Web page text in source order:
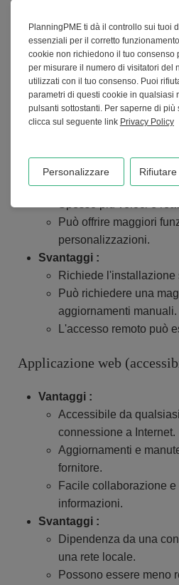
La scelta tra un software
web o una combinazione dei
esigenze e dalle preferenze
organizzazione. Ecco una
considerazioni che possono
Vantaggi :
Funziona offline.
Può offrire maggiori
personalizzazioni.
Svantaggi :
Richiede
Può richiedere una
aggiornamenti manuali.
L'accesso remoto può
Applicazione web
Vantaggi :
Accessibile da
connessione a Internet.
Aggiornamenti e
fornitore.
Facile collaborazione
informazioni.
Svantaggi :
Dipendenza da una
una rete locale.
Possono essere meno
PlanningPME ti dà il controllo sui tuoi
essenziali per il corretto
cookie non richiedono il tuo consenso
per misurare il numero di visitatori del
utilizzati con il tuo consenso. Puoi
parametri di questi cookie in qualsiasi
pulsanti sottostanti. Per saperne di più
clicca sul seguente link Privacy Policy
Personalizzare